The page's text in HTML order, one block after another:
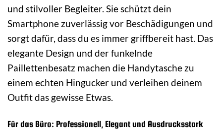
und stilvoller Begleiter. Sie schützt dein
Smartphone zuverlässig vor Beschädigungen und
sorgt dafür, dass du es immer griffbereit hast. Das
elegante Design und der funkelnde
Paillettenbesatz machen die Handytasche zu
einem echten Hingucker und verleihen deinem
Outfit das gewisse Etwas.
Für das Büro: Professionell, Elegant und Ausdrucksstark